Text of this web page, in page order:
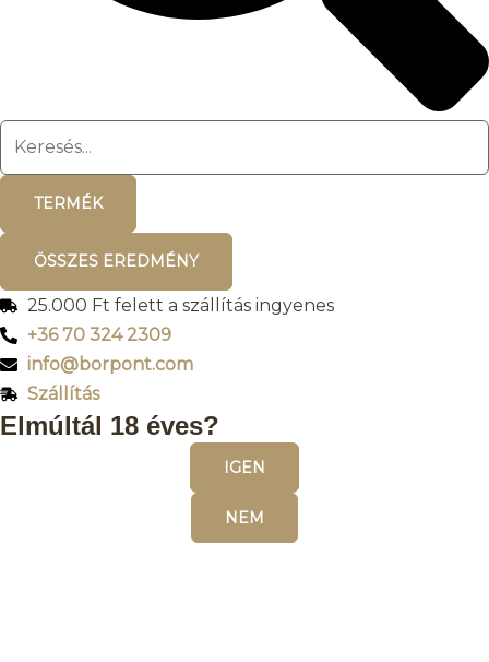
TERMÉK
ÖSSZES EREDMÉNY
25.000 Ft felett a szállítás ingyenes
+36 70 324 2309
info@borpont.com
Szállítás
Elmúltál 18 éves?
IGEN
NEM